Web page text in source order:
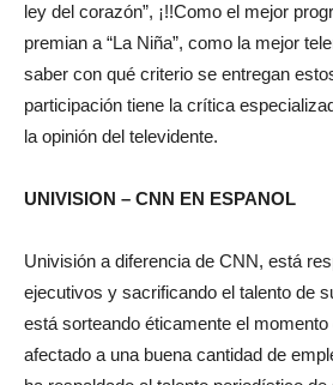
ley del corazón”, ¡!!Como el mejor
premian a “La Niña”, como la mejor
saber con qué criterio se entregan
participación tiene la crítica
la opinión del televidente.
UNIVISION – CNN EN ESPANOL
Univisión a diferencia de CNN, está
ejecutivos y sacrificando el talento de
está sorteando éticamente el
afectado a una buena cantidad de